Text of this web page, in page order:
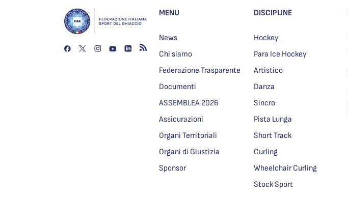
MENU
News
Chi siamo
Federazione Trasparente
Documenti
ASSEMBLEA 2026
Assicurazioni
Organi Territoriali
Organi di Giustizia
Sponsor
DISCIPLINE
Hockey
Para Ice Hockey
Artistico
Danza
Sincro
Pista Lunga
Short Track
Curling
Wheelchair Curling
Stock Sport